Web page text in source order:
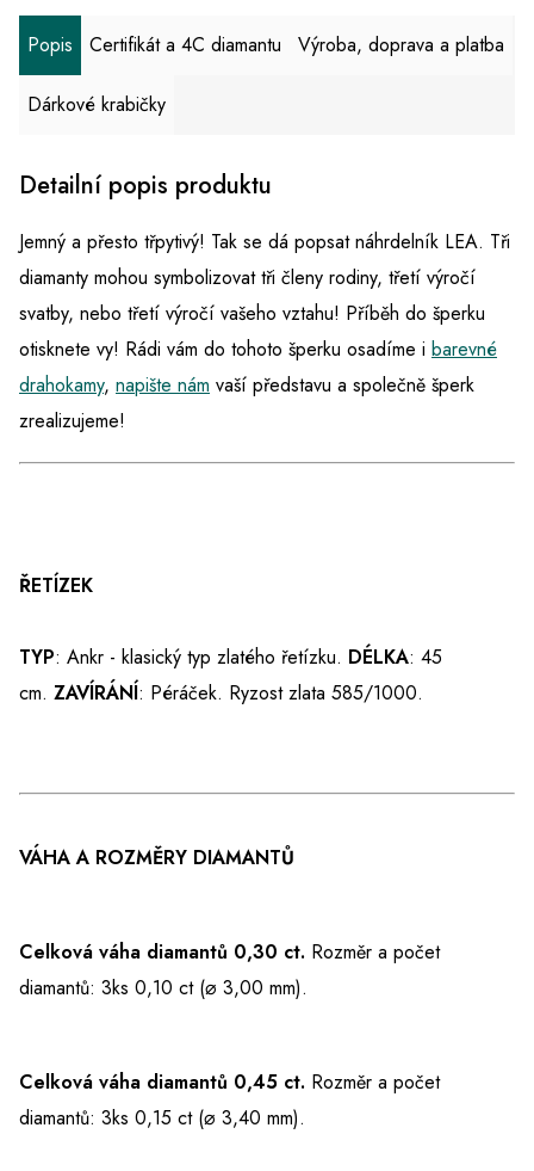
Popis Certifikát a 4C diamantu Výroba, doprava a platba
Dárkové krabičky
Detailní popis produktu
Jemný a přesto třpytivý! Tak se dá popsat náhrdelník LEA. Tři
diamanty mohou symbolizovat tři členy rodiny, třetí výročí
svatby, nebo třetí výročí vašeho vztahu! Příběh do šperku
otisknete vy! Rádi vám do tohoto šperku osadíme i barevné
drahokamy, napište nám vaší představu a společně šperk
zrealizujeme!
ŘETÍZEK
TYP: Ankr - klasický typ zlatého řetízku. DÉLKA: 45
cm. ZAVÍRÁNÍ: Péráček. Ryzost zlata 585/1000.
VÁHA A ROZMĚRY DIAMANTŮ
Celková váha diamantů 0,30 ct. Rozměr a počet
diamantů: 3ks 0,10 ct (⌀ 3,00 mm).
Celková váha diamantů 0,45 ct. Rozměr a počet
diamantů: 3ks 0,15 ct (⌀ 3,40 mm).